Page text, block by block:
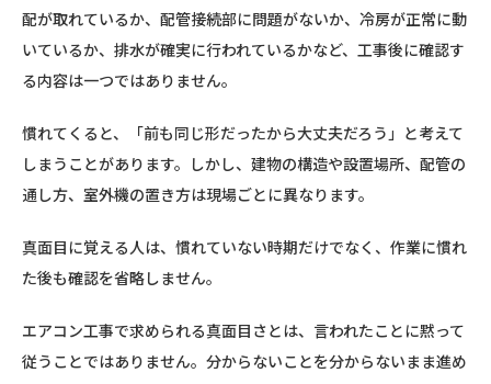
配が取れているか、配管接続部に問題がないか、冷房が正常に動
いているか、排水が確実に行われているかなど、工事後に確認す
る内容は一つではありません。
慣れてくると、「前も同じ形だったから大丈夫だろう」と考えて
しまうことがあります。しかし、建物の構造や設置場所、配管の
通し方、室外機の置き方は現場ごとに異なります。
真面目に覚える人は、慣れていない時期だけでなく、作業に慣れ
た後も確認を省略しません。
エアコン工事で求められる真面目さとは、言われたことに黙って
従うことではありません。分からないことを分からないまま進め